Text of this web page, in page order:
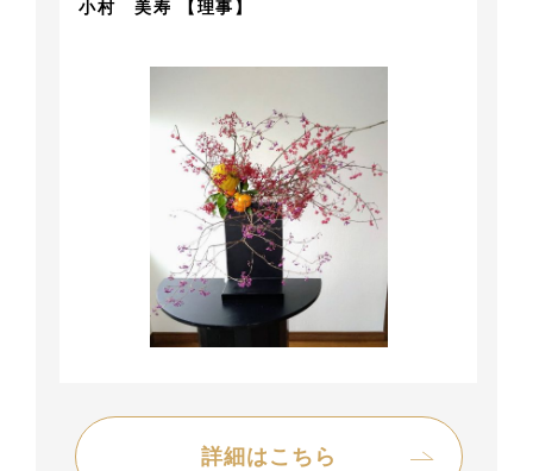
小村 美寿 【理事】
詳細はこちら